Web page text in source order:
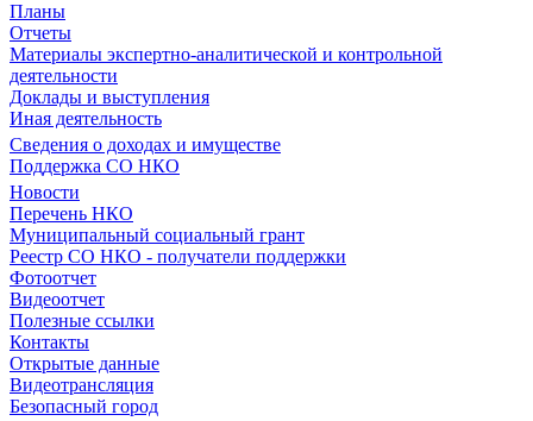
Планы
Отчеты
Материалы экспертно-аналитической и контрольной
деятельности
Доклады и выступления
Иная деятельность
Сведения о доходах и имуществе
Поддержка СО НКО
Новости
Перечень НКО
Муниципальный социальный грант
Реестр СО НКО - получатели поддержки
Фотоотчет
Видеоотчет
Полезные ссылки
Контакты
Открытые данные
Видеотрансляция
Безопасный город